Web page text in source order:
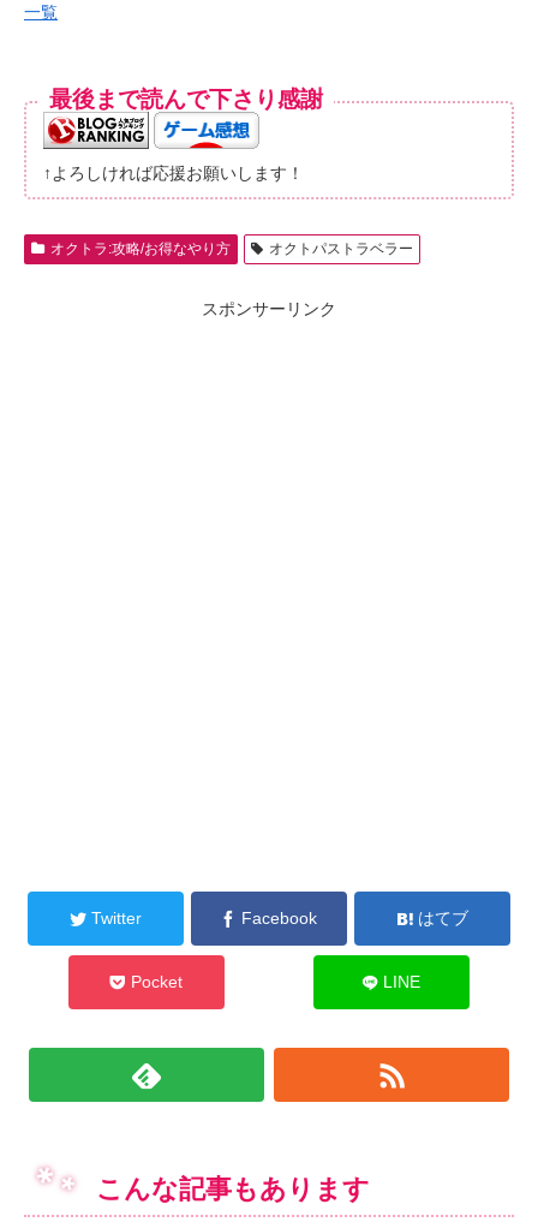
一覧
最後まで読んで下さり感謝
↑よろしければ応援お願いします！
オクトラ:攻略/お得なやり方 オクトパストラベラー
スポンサーリンク
Twitter Facebook はてブ
Pocket LINE
こんな記事もあります